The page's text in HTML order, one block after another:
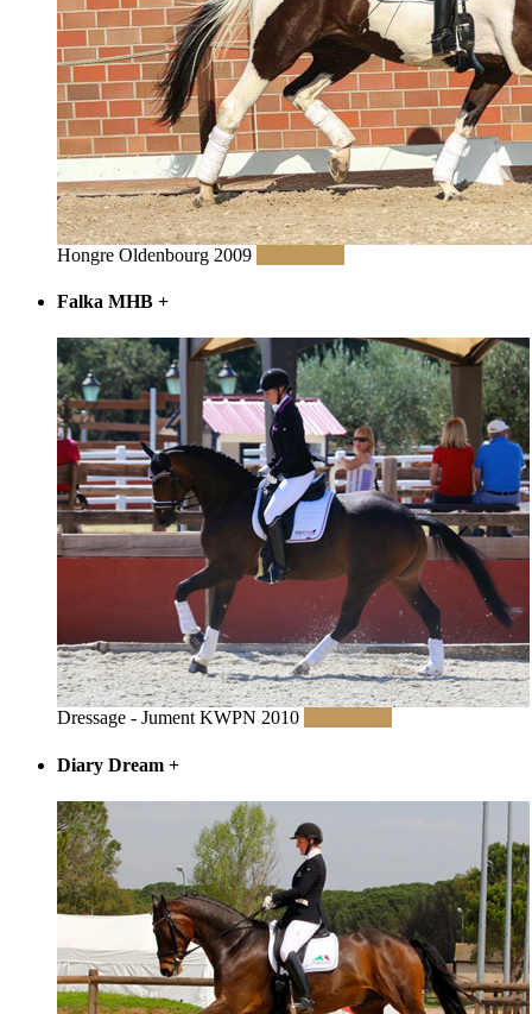
Hongre Oldenbourg 2009
Falka MHB +
Dressage - Jument KWPN 2010
Diary Dream +